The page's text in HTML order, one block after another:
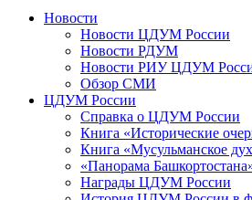
Новости
Новости ЦДУМ России
Новости РДУМ
Новости РИУ ЦДУМ
Обзор СМИ
ЦДУМ России
Справка о ЦДУМ России
Книга «Исторические
Книга «Мусульманское
«Панорама
Награды ЦДУМ России